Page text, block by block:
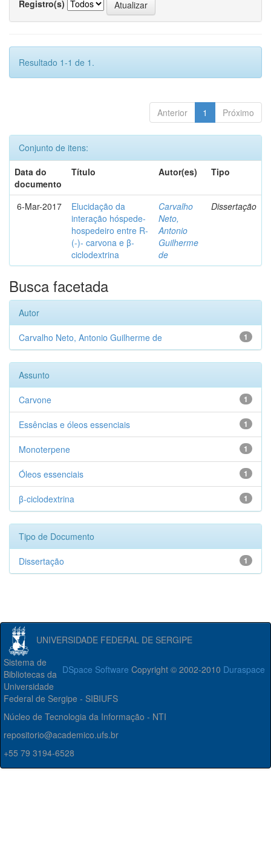
Registro(s)
Resultado 1-1 de 1.
Anterior 1 Próximo
Conjunto de itens:
Data do
documento
Título Autor(es) Tipo
6-Mar-2017
Elucidação da
interação hóspede-
hospedeiro entre R-
(-)- carvona e β-
ciclodextrina
Carvalho
Neto,
Antonio
Guilherme
de
Dissertação
Busca facetada
Autor
1
Carvalho Neto, Antonio Guilherme de
Assunto
1
Carvone
1
Essências e óleos essenciais
1
Monoterpene
1
Óleos essenciais
1
β-ciclodextrina
Tipo de Documento
1
Dissertação
UNIVERSIDADE FEDERAL DE SERGIPE
DSpace Software Copyright © 2002-2010 Duraspace
Sistema de
Bibliotecas da
Universidade
Federal de Sergipe - SIBIUFS
Núcleo de Tecnologia da Informação - NTI
repositorio@academico.ufs.br
+55 79 3194-6528